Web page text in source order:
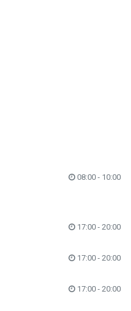
08:00 - 10:00
17:00 - 20:00
17:00 - 20:00
17:00 - 20:00